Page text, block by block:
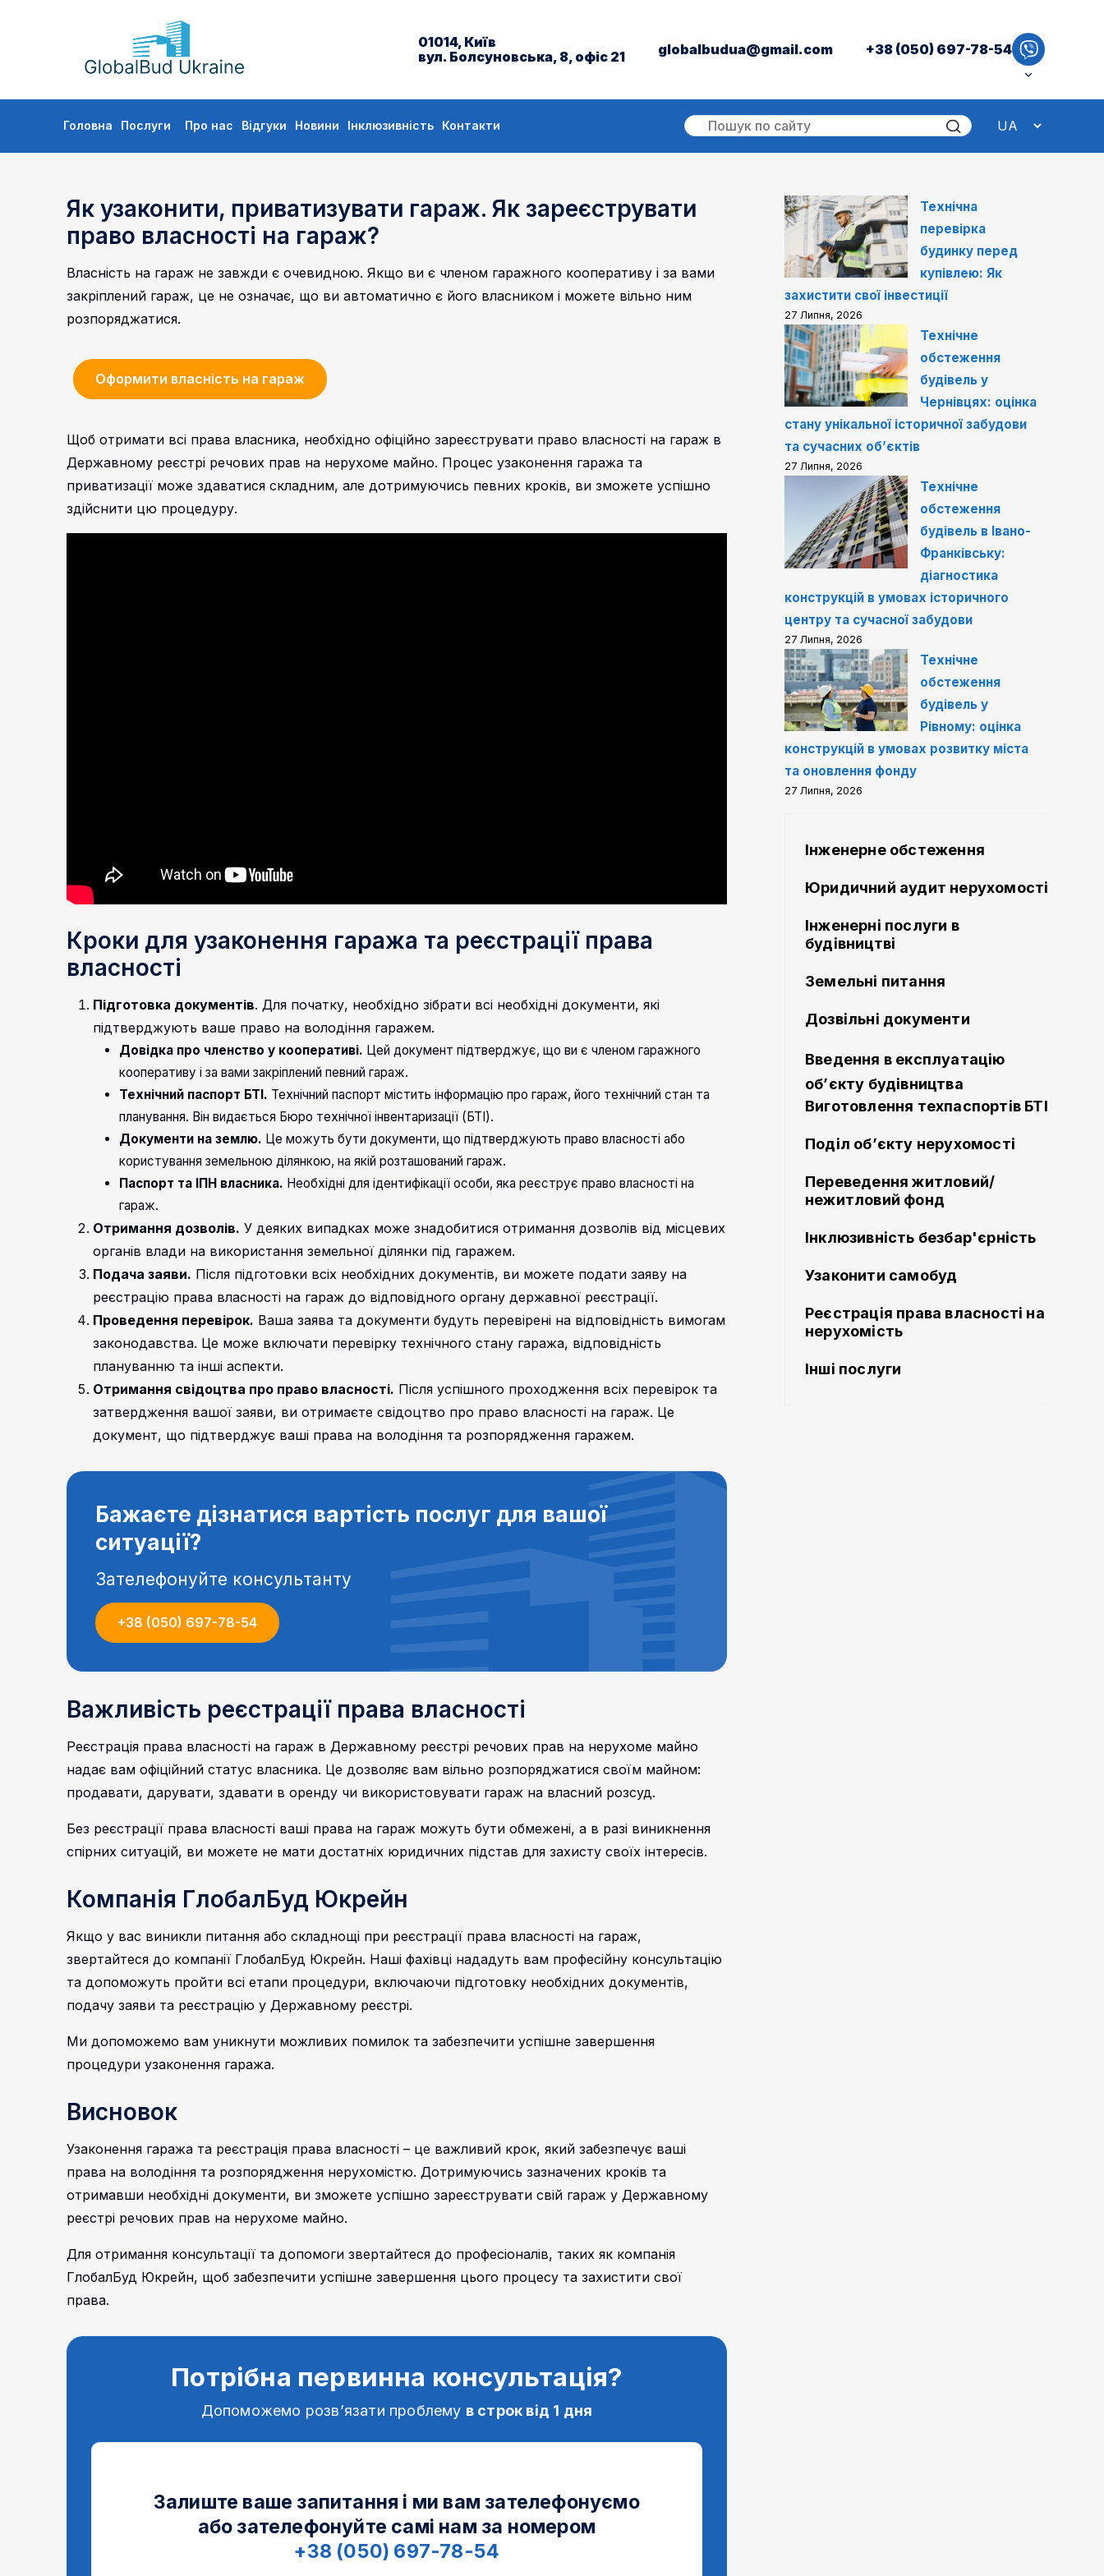
01014, Київ
вул. Болсуновська, 8, офіс 21
globalbudua@gmail.com +38 (050) 697-78-54
Skip
to
content
Головна Послуги Про нас Відгуки Новини Інклюзивність Контакти
Як узаконити, приватизувати гараж. Як зареєструвати
право власності на гараж?
Власність на гараж не завжди є очевидною. Якщо ви є членом гаражного кооперативу і за вами
закріплений гараж, це не означає, що ви автоматично є його власником і можете вільно ним
розпоряджатися.
Оформити власність на гараж
Щоб отримати всі права власника, необхідно офіційно зареєструвати право власності на гараж в
Державному реєстрі речових прав на нерухоме майно. Процес узаконення гаража та
приватизації може здаватися складним, але дотримуючись певних кроків, ви зможете успішно
здійснити цю процедуру.
Кроки для узаконення гаража та реєстрації права
власності
Підготовка документів. Для початку, необхідно зібрати всі необхідні документи, які
підтверджують ваше право на володіння гаражем.
Довідка про членство у кооперативі. Цей документ підтверджує, що ви є членом гаражного
кооперативу і за вами закріплений певний гараж.
Технічний паспорт БТІ. Технічний паспорт містить інформацію про гараж, його технічний стан та
планування. Він видається Бюро технічної інвентаризації (БТІ).
Документи на землю. Це можуть бути документи, що підтверджують право власності або
користування земельною ділянкою, на якій розташований гараж.
Паспорт та ІПН власника. Необхідні для ідентифікації особи, яка реєструє право власності на
гараж.
Отримання дозволів. У деяких випадках може знадобитися отримання дозволів від місцевих
органів влади на використання земельної ділянки під гаражем.
Подача заяви. Після підготовки всіх необхідних документів, ви можете подати заяву на
реєстрацію права власності на гараж до відповідного органу державної реєстрації.
Проведення перевірок. Ваша заява та документи будуть перевірені на відповідність вимогам
законодавства. Це може включати перевірку технічного стану гаража, відповідність
плануванню та інші аспекти.
Отримання свідоцтва про право власності. Після успішного проходження всіх перевірок та
затвердження вашої заяви, ви отримаєте свідоцтво про право власності на гараж. Це
документ, що підтверджує ваші права на володіння та розпорядження гаражем.
Бажаєте дізнатися вартість послуг для вашої
ситуації?
Зателефонуйте консультанту
+38 (050) 697-78-54
Важливість реєстрації права власності
Реєстрація права власності на гараж в Державному реєстрі речових прав на нерухоме майно
надає вам офіційний статус власника. Це дозволяє вам вільно розпоряджатися своїм майном:
продавати, дарувати, здавати в оренду чи використовувати гараж на власний розсуд.
Без реєстрації права власності ваші права на гараж можуть бути обмежені, а в разі виникнення
спірних ситуацій, ви можете не мати достатніх юридичних підстав для захисту своїх інтересів.
Компанія ГлобалБуд Юкрейн
Якщо у вас виникли питання або складнощі при реєстрації права власності на гараж,
звертайтеся до компанії ГлобалБуд Юкрейн. Наші фахівці нададуть вам професійну консультацію
та допоможуть пройти всі етапи процедури, включаючи підготовку необхідних документів,
подачу заяви та реєстрацію у Державному реєстрі.
Ми допоможемо вам уникнути можливих помилок та забезпечити успішне завершення
процедури узаконення гаража.
Висновок
Узаконення гаража та реєстрація права власності – це важливий крок, який забезпечує ваші
права на володіння та розпорядження нерухомістю. Дотримуючись зазначених кроків та
отримавши необхідні документи, ви зможете успішно зареєструвати свій гараж у Державному
реєстрі речових прав на нерухоме майно.
Для отримання консультації та допомоги звертайтеся до професіоналів, таких як компанія
ГлобалБуд Юкрейн, щоб забезпечити успішне завершення цього процесу та захистити свої
права.
Потрібна первинна консультація?
Допоможемо розв’язати проблему в строк від 1 дня
Залиште ваше запитання і ми вам зателефонуємо
або зателефонуйте самі нам за номером
+38 (050) 697-78-54
Технічна
перевірка
будинку перед
купівлею: Як
захистити свої інвестиції
27 Липня, 2026
Технічне
обстеження
будівель у
Чернівцях: оцінка
стану унікальної історичної забудови
та сучасних об’єктів
27 Липня, 2026
Технічне
обстеження
будівель в Івано-
Франківську:
діагностика
конструкцій в умовах історичного
центру та сучасної забудови
27 Липня, 2026
Технічне
обстеження
будівель у
Рівному: оцінка
конструкцій в умовах розвитку міста
та оновлення фонду
27 Липня, 2026
Інженерне обстеження
Юридичний аудит нерухомості
Інженерні послуги в
будівництві
Земельні питання
Дозвільні документи
Введення в експлуатацію
об’єкту будівництва
Виготовлення техпаспортів БТІ
Поділ об’єкту нерухомості
Переведення житловий/
нежитловий фонд
Інклюзивність безбар'єрність
Узаконити самобуд
Реєстрація права власності на
нерухомість
Інші послуги